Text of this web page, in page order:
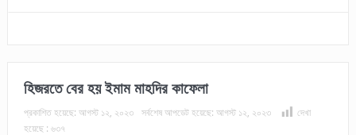
হিজরতে বের হয় ইমাম মাহদির কাফেলা
প্রকাশিত হয়েছে: আগস্ট ১২, ২০২৩ সর্বশেষ আপডেট হয়েছে: আগস্ট ১২, ২০২৩
দেখা
হয়েছে : ৬৩৭